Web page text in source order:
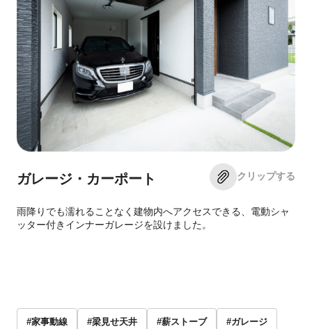
ガレージ・カーポート
雨降りでも濡れることなく建物内へアクセスできる、電動シャ
ッター付きインナーガレージを設けました。
クリップする
#家事動線 #梁見せ天井 #薪ストーブ #ガレージ